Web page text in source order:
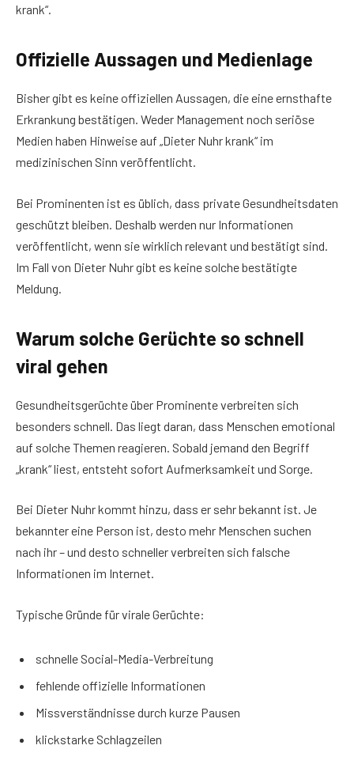
krank“.
Offizielle Aussagen und Medienlage
Bisher gibt es keine offiziellen Aussagen, die eine ernsthafte
Erkrankung bestätigen. Weder Management noch seriöse
Medien haben Hinweise auf „Dieter Nuhr krank“ im
medizinischen Sinn veröffentlicht.
Bei Prominenten ist es üblich, dass private Gesundheitsdaten
geschützt bleiben. Deshalb werden nur Informationen
veröffentlicht, wenn sie wirklich relevant und bestätigt sind.
Im Fall von Dieter Nuhr gibt es keine solche bestätigte
Meldung.
Warum solche Gerüchte so schnell
viral gehen
Gesundheitsgerüchte über Prominente verbreiten sich
besonders schnell. Das liegt daran, dass Menschen emotional
auf solche Themen reagieren. Sobald jemand den Begriff
„krank“ liest, entsteht sofort Aufmerksamkeit und Sorge.
Bei Dieter Nuhr kommt hinzu, dass er sehr bekannt ist. Je
bekannter eine Person ist, desto mehr Menschen suchen
nach ihr – und desto schneller verbreiten sich falsche
Informationen im Internet.
Typische Gründe für virale Gerüchte:
schnelle Social-Media-Verbreitung
fehlende offizielle Informationen
Missverständnisse durch kurze Pausen
klickstarke Schlagzeilen